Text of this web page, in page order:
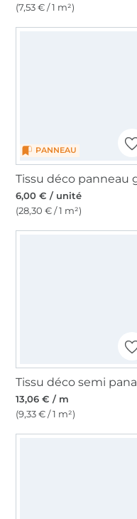
(7,53 € / 1 m²)
PANNEAU
6,00 € / unité
(28,30 € / 1 m²)
13,06 € / m
(9,33 € / 1 m²)